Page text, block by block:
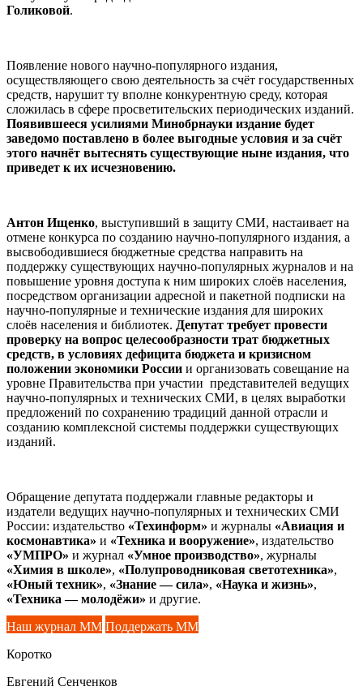
Голиковой.
Появление нового научно-популярного издания,
осуществляющего свою деятельность за счёт государственных
средств, нарушит ту вполне конкурентную среду, которая
сложилась в сфере просветительских периодических изданий.
Появившееся усилиями Минобрнауки издание будет
заведомо поставлено в более выгодные условия и за счёт
этого начнёт вытеснять существующие ныне издания, что
приведет к их исчезновению.
Антон Ищенко, выступивший в защиту СМИ, настаивает на
отмене конкурса по созданию научно-популярного издания, а
высвободившиеся бюджетные средства направить на
поддержку существующих научно-популярных журналов и на
повышение уровня доступа к ним широких слоёв населения,
посредством организации адресной и пакетной подписки на
научно-популярные и технические издания для широких
слоёв населения и библиотек. Депутат требует провести
проверку на вопрос целесообразности трат бюджетных
средств, в условиях дефицита бюджета и кризисном
положении экономики России и организовать совещание на
уровне Правительства при участии представителей ведущих
научно-популярных и технических СМИ, в целях выработки
предложений по сохранению традиций данной отрасли и
созданию комплексной системы поддержки существующих
изданий.
Обращение депутата поддержали главные редакторы и
издатели ведущих научно-популярных и технических СМИ
России: издательство «Техинформ» и журналы «Авиация и
космонавтика» и «Техника и вооружение», издательство
«УМПРО» и журнал «Умное производство», журналы
«Химия в школе», «Полупроводниковая светотехника»,
«Юный техник», «Знание — сила», «Наука и жизнь»,
«Техника — молодёжи» и другие.
Наш журнал ММ Поддержать ММ
Коротко
Евгений Сенченков